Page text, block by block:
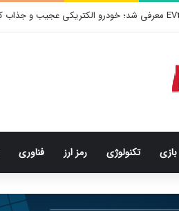
بازی تکنولوژی رمز ارز فناوری